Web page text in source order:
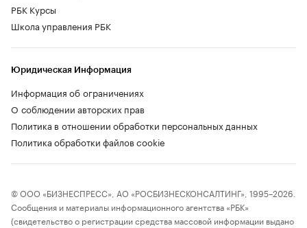
РБК Курсы
Школа управления РБК
Юридическая Информация
Информация об ограничениях
О соблюдении авторских прав
Политика в отношении обработки персональных данных
Политика обработки файлов cookie
© ООО «БИЗНЕСПРЕСС», АО «РОСБИЗНЕСКОНСАЛТИНГ», 1995–2026.
Сообщения и материалы информационного агентства «РБК»
(свидетельство о регистрации средства массовой информации выдано